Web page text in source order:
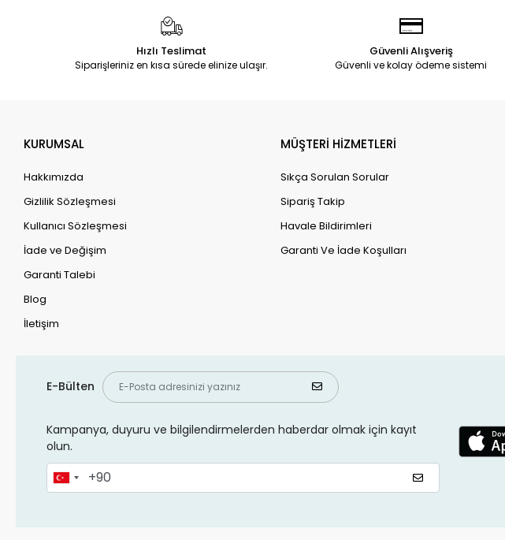
Hızlı Teslimat
Siparişleriniz en kısa sürede elinize ulaşır.
Güvenli Alışveriş
Güvenli ve kolay ödeme sistemi
KURUMSAL
Hakkımızda
Gizlilik Sözleşmesi
Kullanıcı Sözleşmesi
İade ve Değişim
Garanti Talebi
Blog
İletişim
MÜŞTERİ HİZMETLERİ
Sıkça Sorulan Sorular
Sipariş Takip
Havale Bildirimleri
Garanti Ve İade Koşulları
E-Bülten
Kampanya, duyuru ve bilgilendirmelerden haberdar olmak için kayıt
olun.